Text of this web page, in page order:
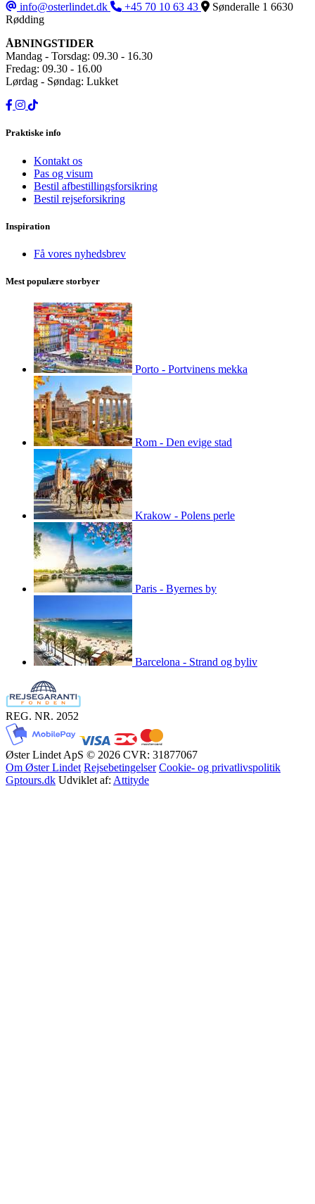
info@osterlindet.dk +45 70 10 63 43 Sønderalle 1 6630
Rødding
ÅBNINGSTIDER
Mandag - Torsdag: 09.30 - 16.30
Fredag: 09.30 - 16.00
Lørdag - Søndag: Lukket
Praktiske info
Kontakt os
Pas og visum
Bestil afbestillingsforsikring
Bestil rejseforsikring
Inspiration
Få vores nyhedsbrev
Mest populære storbyer
Porto - Portvinens mekka
Rom - Den evige stad
Krakow - Polens perle
Paris - Byernes by
Barcelona - Strand og byliv
REG. NR. 2052
Øster Lindet ApS © 2026 CVR: 31877067
Om Øster Lindet Rejsebetingelser Cookie- og privatlivspolitik
Gptours.dk Udviklet af: Attityde